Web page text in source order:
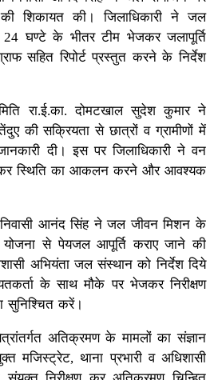
की शिकायत की। जिलाधिकारी ने जल
घण्टे के भीतर टीम भेजकर जलापूर्ति
सहित रिपोर्ट प्रस्तुत करने के निर्देश
रा.ई.का. दोमटखाल सुदेश कुमार ने
की सक्रियता से छात्रों व ग्रामीणों में
दी। इस पर जिलाधिकारी ने वन
स्थिति का आकलन करने और आवश्यक
आनंद सिंह ने जल जीवन मिशन के
योजना से पेयजल आपूर्ति कराए जाने की
अभियंता जल संस्थान को निर्देश दिये
के साथ मौके पर भेजकर निरीक्षण
सुनिश्चित करें।
अतिक्रमण के मामलों का संज्ञान
मजिस्ट्रेट, थाना प्रभारी व अधिशासी